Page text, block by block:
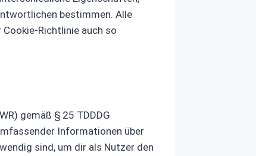
bestimmen. Alle
Richtlinie auch so
gemäß § 25 TDDDG
Informationen über
sind, um dir als Nutzer den